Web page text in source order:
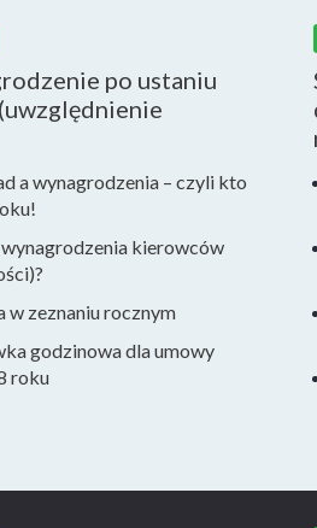
po ustaniu
a wynagrodzenia – czyli kto
wynagrodzenia kierowców
w zeznaniu rocznym
godzinowa dla umowy
roku